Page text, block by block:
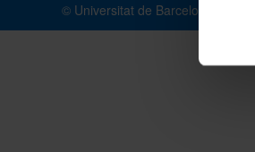
© Universitat de Barcelona